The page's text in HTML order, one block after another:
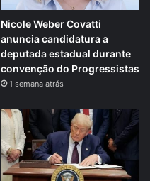
Nicole Weber Covatti
anuncia candidatura a
deputada estadual durante
convenção do Progressistas
1 semana atrás